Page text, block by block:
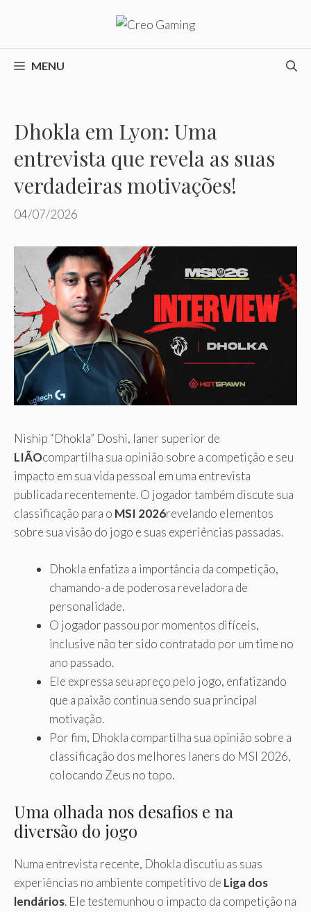
o
conteúdoMENU
Dhokla em Lyon: Uma
entrevista que revela as suas
verdadeiras motivações!
04/07/2026
Niship “Dhokla” Doshi, laner superior de
LIÃOcompartilha sua opinião sobre a competição e seu
impacto em sua vida pessoal em uma entrevista
publicada recentemente. O jogador também discute sua
classificação para o MSI 2026revelando elementos
sobre sua visão do jogo e suas experiências passadas.
Dhokla enfatiza a importância da competição,
chamando-a de poderosa reveladora de
personalidade.
O jogador passou por momentos difíceis,
inclusive não ter sido contratado por um time no
ano passado.
Ele expressa seu apreço pelo jogo, enfatizando
que a paixão continua sendo sua principal
motivação.
Por fim, Dhokla compartilha sua opinião sobre a
classificação dos melhores laners do MSI 2026,
colocando Zeus no topo.
Uma olhada nos desafios e na
diversão do jogo
Numa entrevista recente, Dhokla discutiu as suas
experiências no ambiente competitivo de Liga dos
lendários. Ele testemunhou o impacto da competição na